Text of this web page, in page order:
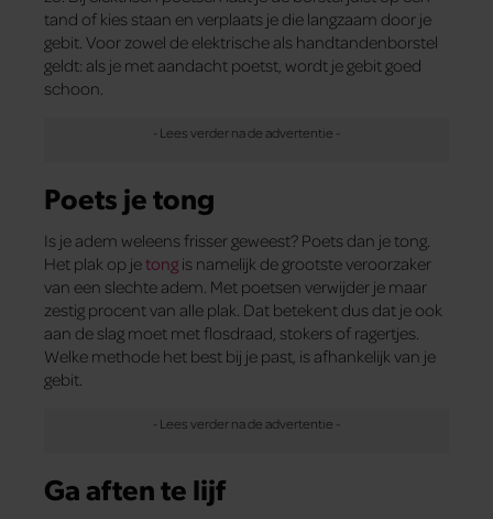
tand of kies staan en verplaats je die langzaam door je
gebit. Voor zowel de elektrische als handtandenborstel
geldt: als je met aandacht poetst, wordt je gebit goed
schoon.
Poets je tong
Is je adem weleens frisser geweest? Poets dan je tong.
Het plak op jetong is namelijk de grootste veroorzaker
van een slechte adem. Met poetsen verwijder je maar
zestig procent van alle plak. Dat betekent dus dat je ook
aan de slag moet met flosdraad, ­stokers of ragertjes.
Welke methode het best bij je past, is afhankelijk van je
gebit.
Ga aften te lijf